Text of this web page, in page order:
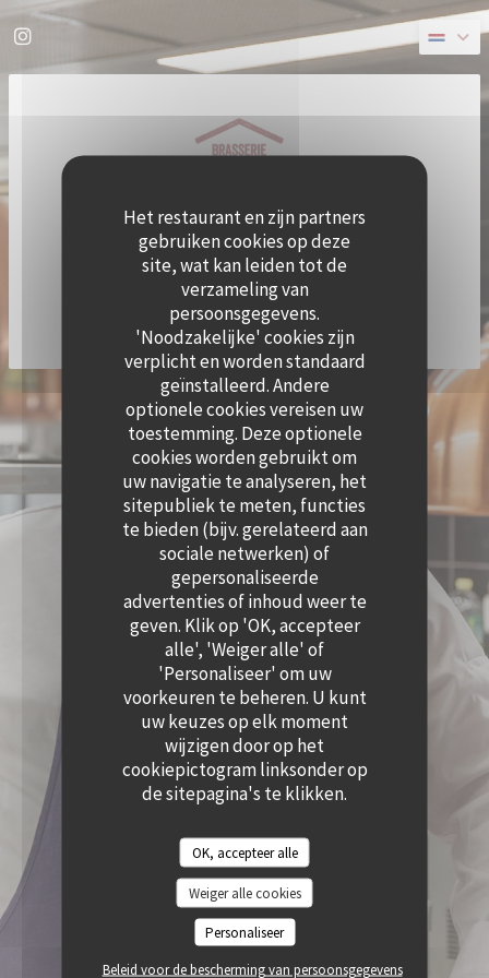
Cookies beheer paneel
Het restaurant en zijn partners
gebruiken cookies op deze
site, wat kan leiden tot de
verzameling van
persoonsgegevens.
'Noodzakelijke' cookies zijn
verplicht en worden standaard
geïnstalleerd. Andere
optionele cookies vereisen uw
toestemming. Deze optionele
cookies worden gebruikt om
uw navigatie te analyseren, het
sitepubliek te meten, functies
te bieden (bijv. gerelateerd aan
sociale netwerken) of
gepersonaliseerde
advertenties of inhoud weer te
geven. Klik op 'OK, accepteer
alle', 'Weiger alle' of
'Personaliseer' om uw
voorkeuren te beheren. U kunt
uw keuzes op elk moment
wijzigen door op het
cookiepictogram linksonder op
de sitepagina's te klikken.
OK, accepteer alle
Weiger alle cookies
Personaliseer
Beleid voor de bescherming van persoonsgegevens
Instagram ((opent in een nieuw venster))
© 2026 QUAI OUEST — RESTAURANT WEBSITE GECREËERD DOOR ZENCHEF
DISCLAIMER
((OPENT IN EEN NIEUW VENSTER))
GEBRUIKSVOORWAARDEN
((OPENT IN EEN NIEUW VENSTER))
BELEID BESCHERMING PERSOONSGEGEVENS
((OPENT IN EEN NIEUW VENSTER))
COOKIES BELEID
TOEGANKELIJKHEID
((OPENT IN EEN NIEUW VENSTER))